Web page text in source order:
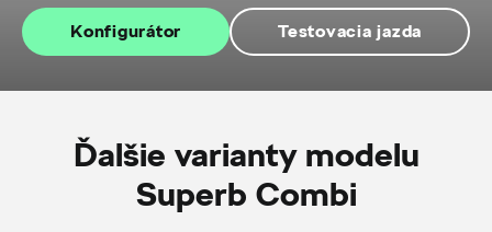
Konfigurátor Testovacia jazda
Ďalšie varianty modelu
Superb Combi